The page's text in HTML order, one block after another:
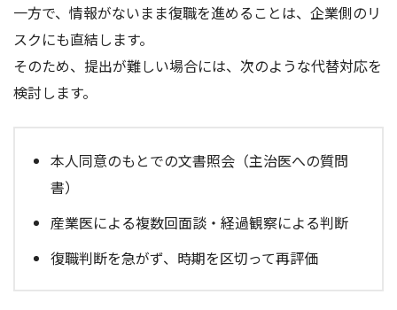
一方で、情報がないまま復職を進めることは、企業側のリ
スクにも直結します。
そのため、提出が難しい場合には、次のような代替対応を
検討します。
本人同意のもとでの文書照会（主治医への質問
書）
産業医による複数回面談・経過観察による判断
復職判断を急がず、時期を区切って再評価